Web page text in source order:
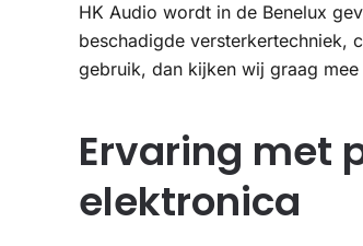
HK Audio wordt in de Benelux
beschadigde versterkertechniek,
gebruik, dan kijken wij graag
Ervaring met
elektronica